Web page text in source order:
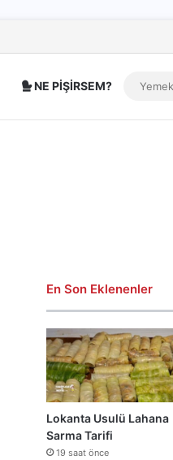
NE PİŞİRSEM?
En Son Eklenenler
Lokanta Usulü Lahana
Sarma Tarifi
19 saat önce